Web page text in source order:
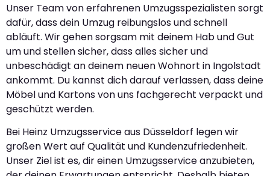
Unser Team von erfahrenen Umzugsspezialisten sorgt
dafür, dass dein Umzug reibungslos und schnell
abläuft. Wir gehen sorgsam mit deinem Hab und Gut
um und stellen sicher, dass alles sicher und
unbeschädigt an deinem neuen Wohnort in Ingolstadt
ankommt. Du kannst dich darauf verlassen, dass deine
Möbel und Kartons von uns fachgerecht verpackt und
geschützt werden.
Bei Heinz Umzugsservice aus Düsseldorf legen wir
großen Wert auf Qualität und Kundenzufriedenheit.
Unser Ziel ist es, dir einen Umzugsservice anzubieten,